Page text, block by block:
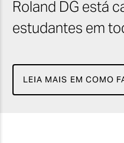
Roland DG está
estudantes em
LEIA MAIS EM COMO